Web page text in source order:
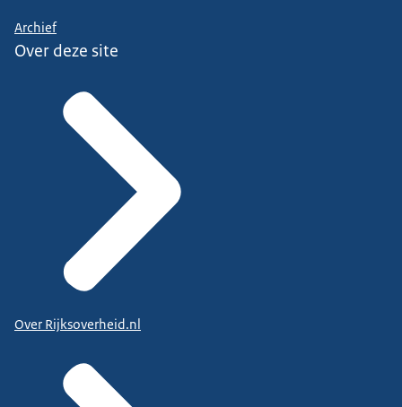
Archief
Over deze site
Over Rijksoverheid.nl